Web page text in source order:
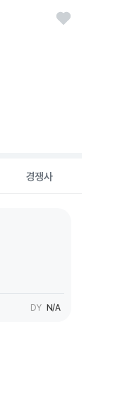
경쟁사
DY N/A